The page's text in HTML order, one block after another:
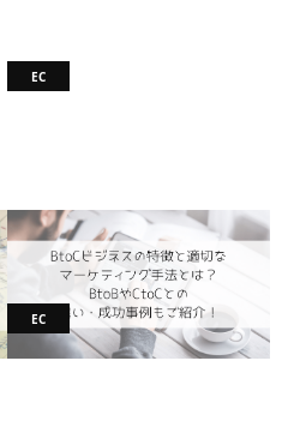
EC
BtoCビジネスの特徴・適切なマーケ
ティング手法とは？BtoBやCtoCと
の違い・成功事例もご紹介！
ECマーケティング
EC